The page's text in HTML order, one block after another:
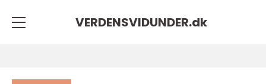
VERDENSVIDUNDER.dk